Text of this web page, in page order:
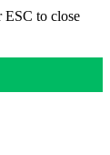
ESC to close